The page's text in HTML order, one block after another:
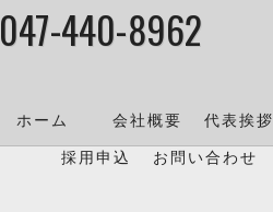
047-440-8962
ホーム 会社概要 代表挨拶
採用申込
お問い合わせ